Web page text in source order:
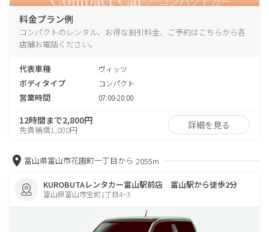
料金プラン例
コンパクトのレンタル、お得な割引料金、ご予約はこちらから各
店舗お電話ください。
代表車種 ヴィッツ
ボディタイプ コンパクト
営業時間 07:00-20:00
12時間まで2,800円
免責補償1,080円 詳細を見る
富山県富山市花園町一丁目から 2055m
KUROBUTAレンタカー富山駅前店 富山駅から徒歩2分
富山県富山市宝町1丁目4−3